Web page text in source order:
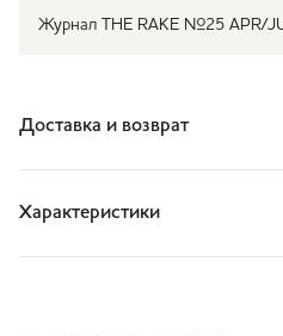
Журнал THE RAKE №25 APR/
Доставка и возврат
Характеристики